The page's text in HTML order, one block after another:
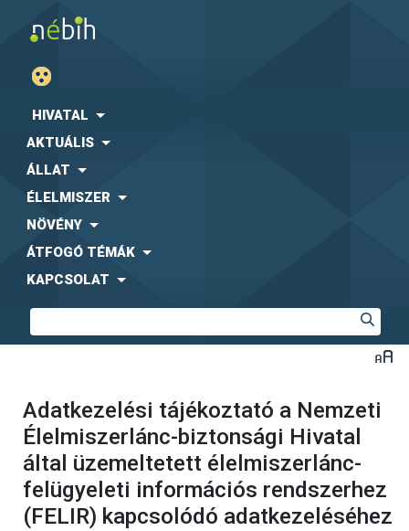
HIVATAL
AKTUÁLIS
ÁLLAT
ÉLELMISZER
NÖVÉNY
ÁTFOGÓ TÉMÁK
KAPCSOLAT
Adatkezelési tájékoztató a Nemzeti
Élelmiszerlánc-biztonsági Hivatal
által üzemeltetett élelmiszerlánc-
felügyeleti információs rendszerhez
(FELIR) kapcsolódó adatkezeléséhez